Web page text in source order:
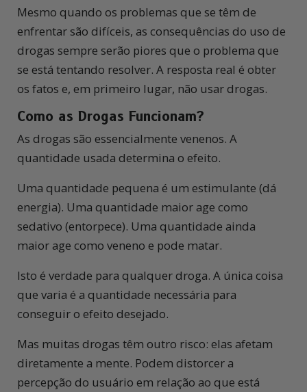
Mesmo quando os problemas que se têm de
enfrentar são difíceis, as consequências do uso de
drogas sempre serão piores que o problema que
se está tentando resolver. A resposta real é obter
os fatos e, em primeiro lugar, não usar drogas.
Como as Drogas Funcionam?
As drogas são essencialmente venenos. A
quantidade usada determina o efeito.
Uma quantidade pequena é um estimulante (dá
energia). Uma quantidade maior age como
sedativo (entorpece). Uma quantidade ainda
maior age como veneno e pode matar.
Isto é verdade para qualquer droga. A única coisa
que varia é a quantidade necessária para
conseguir o efeito desejado.
Mas muitas drogas têm outro risco: elas afetam
diretamente a mente. Podem distorcer a
percepção do usuário em relação ao que está